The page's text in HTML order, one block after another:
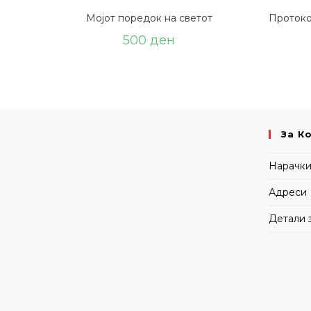
Мојот поредок на светот
500 ден
За
Нарачки
Адреси
Детали